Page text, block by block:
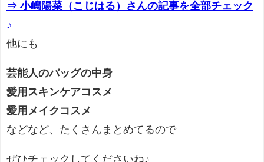
⇒ 小嶋陽菜（こじはる）さんの記事を全部チェック
♪
他にも
芸能人のバッグの中身
愛用スキンケアコスメ
愛用メイクコスメ
などなど、たくさんまとめてるので
ぜひチェックしてくださいね♪